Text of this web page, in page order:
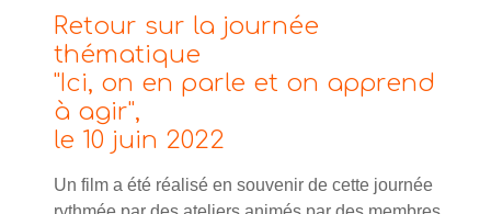
Retour sur la journée
thématique
"Ici, on en parle et on apprend
à agir",
le 10 juin 2022
Un film a été réalisé en souvenir de cette journée